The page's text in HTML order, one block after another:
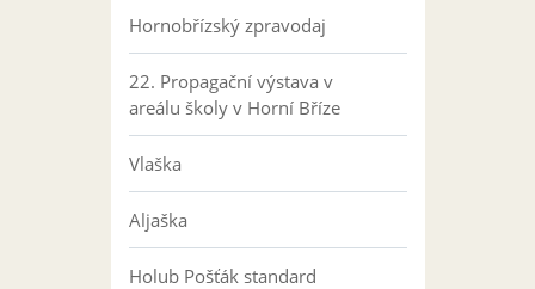
Hornobřízský zpravodaj
22. Propagační výstava v
areálu školy v Horní Bříze
Vlaška
Aljaška
Holub Pošťák standard